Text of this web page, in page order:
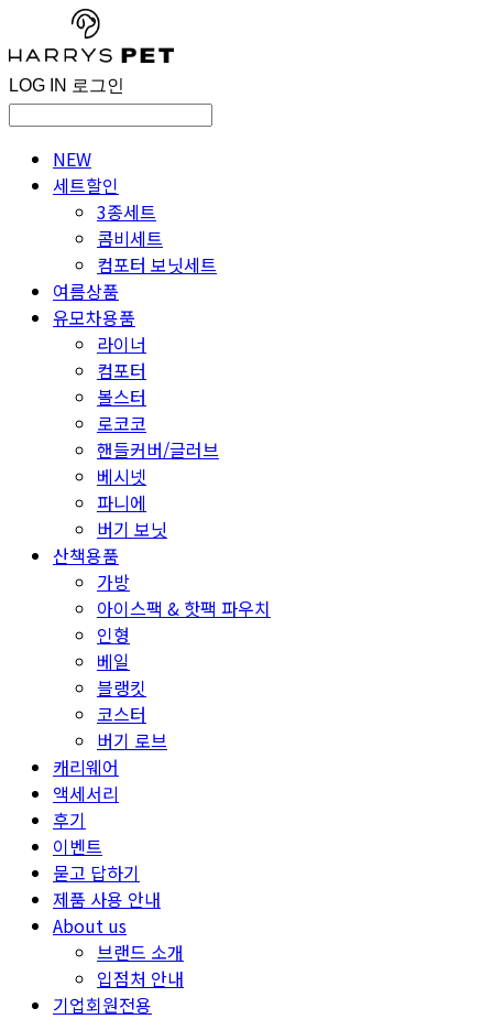
LOG IN 로그인
NEW
세트할인
3종세트
콤비세트
컴포터 보닛세트
여름상품
유모차용품
라이너
컴포터
볼스터
로코코
핸들커버/글러브
베시넷
파니에
버기 보닛
산책용품
가방
아이스팩 & 핫팩 파우치
인형
베일
블랭킷
코스터
버기 로브
캐리웨어
액세서리
후기
이벤트
묻고 답하기
제품 사용 안내
About us
브랜드 소개
입점처 안내
기업회원전용